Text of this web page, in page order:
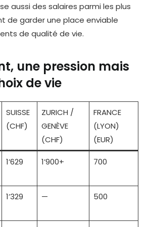
aussi des salaires parmi les plus
de garder une place enviable
de qualité de vie.
une pression mais
de vie
SUISSE
(CHF)
ZURICH /
GENÈVE
(CHF)
FRANCE
(LYON)
(EUR)
1’629 1’900+ 700
1’329 — 500